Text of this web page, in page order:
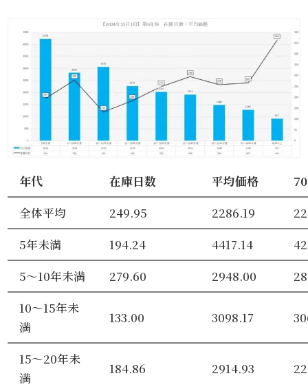
年代 在庫日数 平均価格
全体平均
249.95 2286.19
5年未満
194.24 4417.14
5～10年未満
279.60 2948.00
10～15年未
満
133.00 3098.17
15～20年未
満
184.86 2914.93